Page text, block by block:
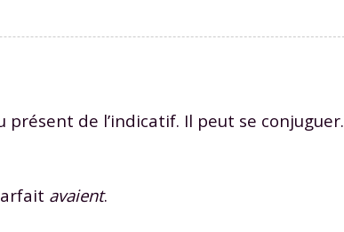
présent de l’indicatif. Il peut se conjuguer.
avaient.